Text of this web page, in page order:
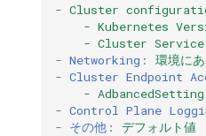
- Cluster
- Kubernetes
- Cluster Service
- Networking :
環境に
- Cluster Endpoint
- AdbancedSetting
- Control Plane
- その他 : デフォルト値